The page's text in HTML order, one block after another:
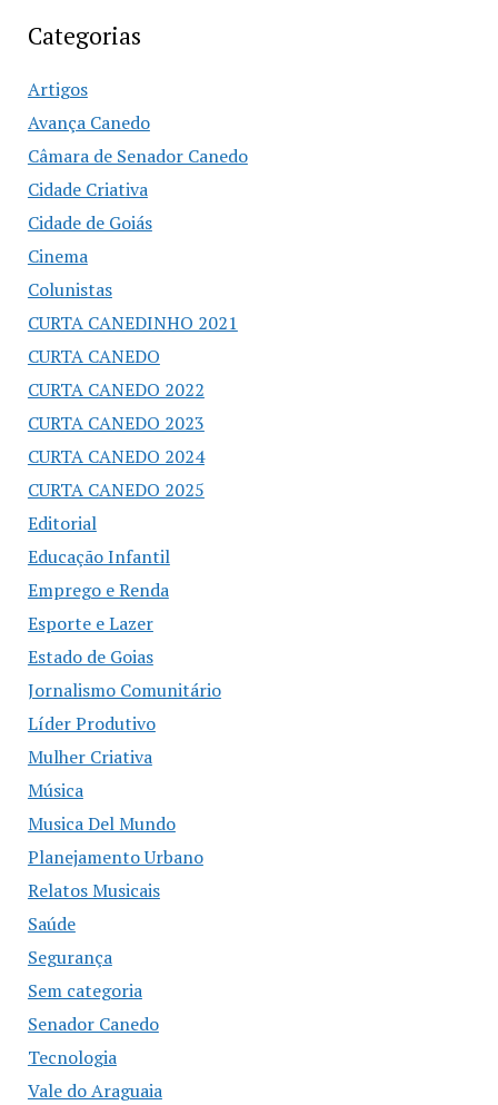
Categorias
Artigos
Avança Canedo
Câmara de Senador Canedo
Cidade Criativa
Cidade de Goiás
Cinema
Colunistas
CURTA CANEDINHO 2021
CURTA CANEDO
CURTA CANEDO 2022
CURTA CANEDO 2023
CURTA CANEDO 2024
CURTA CANEDO 2025
Editorial
Educação Infantil
Emprego e Renda
Esporte e Lazer
Estado de Goias
Jornalismo Comunitário
Líder Produtivo
Mulher Criativa
Música
Musica Del Mundo
Planejamento Urbano
Relatos Musicais
Saúde
Segurança
Sem categoria
Senador Canedo
Tecnologia
Vale do Araguaia